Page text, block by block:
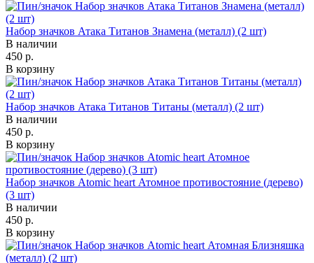
Набор значков Атака Титанов Знамена (металл) (2 шт)
В наличии
450 р.
В корзину
Набор значков Атака Титанов Титаны (металл) (2 шт)
В наличии
450 р.
В корзину
Набор значков Atomic heart Атомное противостояние (дерево)
(3 шт)
В наличии
450 р.
В корзину